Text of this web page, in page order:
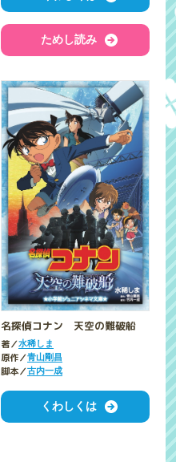
ためし読み
名探偵コナン 天空の難破船
著／水稀しま
原作／青山剛昌
脚本／古内一成
くわしくは